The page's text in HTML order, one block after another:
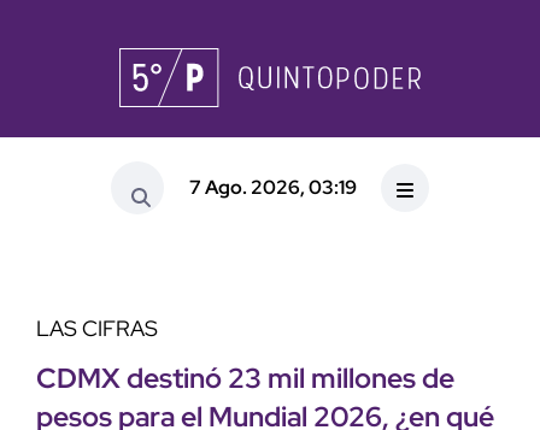
7 Ago. 2026, 03:19
LAS CIFRAS
CDMX destinó 23 mil millones de
pesos para el Mundial 2026, ¿en qué